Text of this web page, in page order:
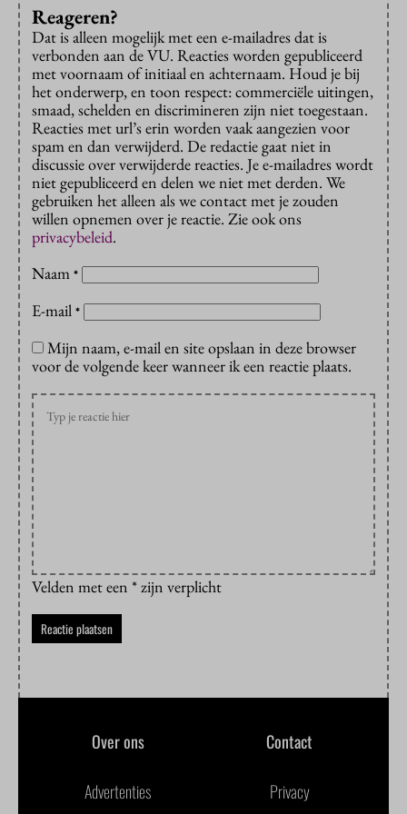
Reageren?
Dat is alleen mogelijk met een e-mailadres dat is
verbonden aan de VU. Reacties worden gepubliceerd
met voornaam of initiaal en achternaam. Houd je bij
het onderwerp, en toon respect: commerciële uitingen,
smaad, schelden en discrimineren zijn niet toegestaan.
Reacties met url’s erin worden vaak aangezien voor
spam en dan verwijderd. De redactie gaat niet in
discussie over verwijderde reacties. Je e-mailadres wordt
niet gepubliceerd en delen we niet met derden. We
gebruiken het alleen als we contact met je zouden
willen opnemen over je reactie. Zie ook ons
privacybeleid.
Naam *
E-mail *
Mijn naam, e-mail en site opslaan in deze browser
voor de volgende keer wanneer ik een reactie plaats.
Velden met een * zijn verplicht
Over ons Contact
Advertenties Privacy